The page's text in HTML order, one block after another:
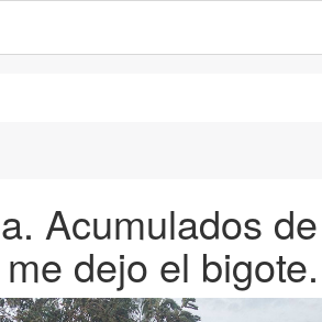
Acumulados de
dejo el bigote.